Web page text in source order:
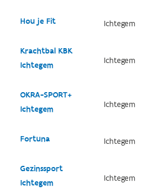
Hou je Fit Ichtegem
Krachtbal KBK
Ichtegem
Ichtegem
OKRA-SPORT+
Ichtegem
Ichtegem
Fortuna Ichtegem
Gezinssport
Ichtegem
Ichtegem